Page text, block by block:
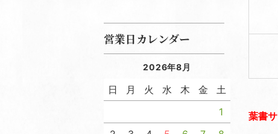
葉書
営業日カレンダー
2026年8月
日 月 火 水 木 金
土
1